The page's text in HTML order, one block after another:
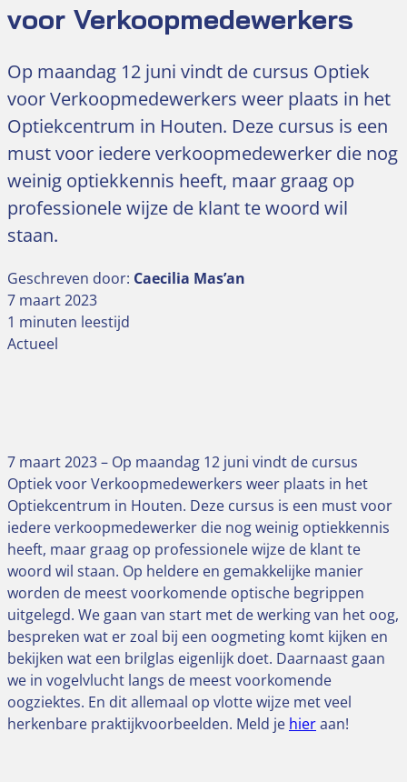
voor Verkoopmedewerkers
Op maandag 12 juni vindt de cursus Optiek
voor Verkoopmedewerkers weer plaats in het
Optiekcentrum in Houten. Deze cursus is een
must voor iedere verkoopmedewerker die nog
weinig optiekkennis heeft, maar graag op
professionele wijze de klant te woord wil
staan.
Geschreven door: Caecilia Mas’an
7 maart 2023
1 minuten leestijd
Actueel
7 maart 2023 – Op maandag 12 juni vindt de cursus
Optiek voor Verkoopmedewerkers weer plaats in het
Optiekcentrum in Houten. Deze cursus is een must voor
iedere verkoopmedewerker die nog weinig optiekkennis
heeft, maar graag op professionele wijze de klant te
woord wil staan. Op heldere en gemakkelijke manier
worden de meest voorkomende optische begrippen
uitgelegd. We gaan van start met de werking van het oog,
bespreken wat er zoal bij een oogmeting komt kijken en
bekijken wat een brilglas eigenlijk doet. Daarnaast gaan
we in vogelvlucht langs de meest voorkomende
oogziektes. En dit allemaal op vlotte wijze met veel
herkenbare praktijkvoorbeelden. Meld je hieraan!